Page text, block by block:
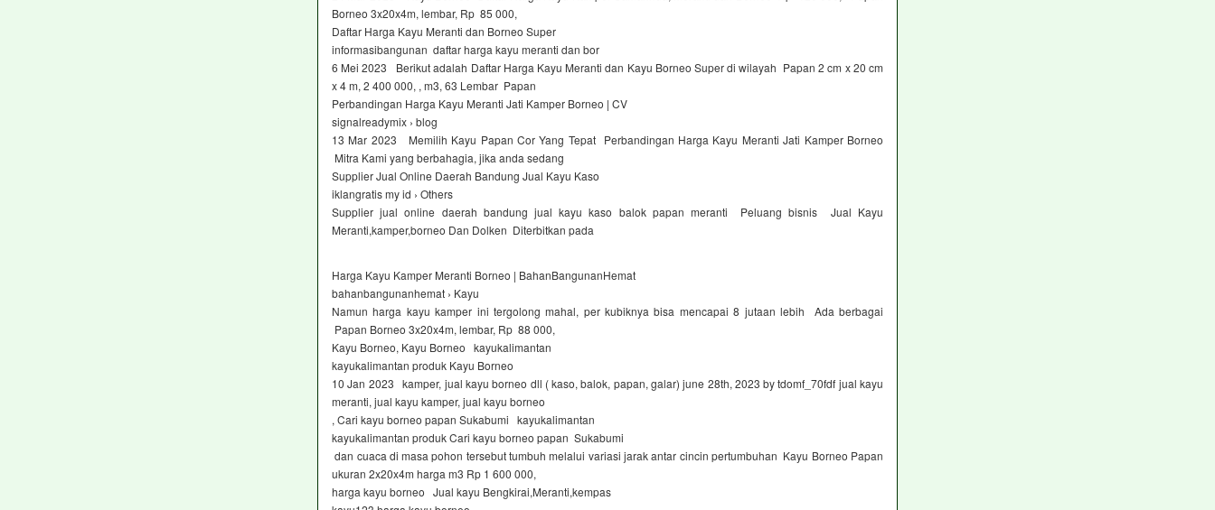
Borneo 3x20x4m, lembar, Rp 85 000,
Daftar Harga Kayu Meranti dan Borneo Super
informasibangunan daftar harga kayu meranti dan bor
6 Mei 2023 Berikut adalah Daftar Harga Kayu Meranti dan Kayu Borneo Super di wilayah Papan 2 cm x 20 cm
x 4 m, 2 400 000, , m3, 63 Lembar Papan
Perbandingan Harga Kayu Meranti Jati Kamper Borneo | CV
signalreadymix › blog
13 Mar 2023 Memilih Kayu Papan Cor Yang Tepat Perbandingan Harga Kayu Meranti Jati Kamper Borneo
Mitra Kami yang berbahagia, jika anda sedang
Supplier Jual Online Daerah Bandung Jual Kayu Kaso
iklangratis my id › Others
Supplier jual online daerah bandung jual kayu kaso balok papan meranti Peluang bisnis Jual Kayu
Meranti,kamper,borneo Dan Dolken Diterbitkan pada
Harga Kayu Kamper Meranti Borneo | BahanBangunanHemat
bahanbangunanhemat › Kayu
Namun harga kayu kamper ini tergolong mahal, per kubiknya bisa mencapai 8 jutaan lebih Ada berbagai
Papan Borneo 3x20x4m, lembar, Rp 88 000,
Kayu Borneo, Kayu Borneo kayukalimantan
kayukalimantan produk Kayu Borneo
10 Jan 2023 kamper, jual kayu borneo dll ( kaso, balok, papan, galar) june 28th, 2023 by tdomf_70fdf jual kayu
meranti, jual kayu kamper, jual kayu borneo
, Cari kayu borneo papan Sukabumi kayukalimantan
kayukalimantan produk Cari kayu borneo papan Sukabumi
dan cuaca di masa pohon tersebut tumbuh melalui variasi jarak antar cincin pertumbuhan Kayu Borneo Papan
ukuran 2x20x4m harga m3 Rp 1 600 000,
harga kayu borneo Jual kayu Bengkirai,Meranti,kempas